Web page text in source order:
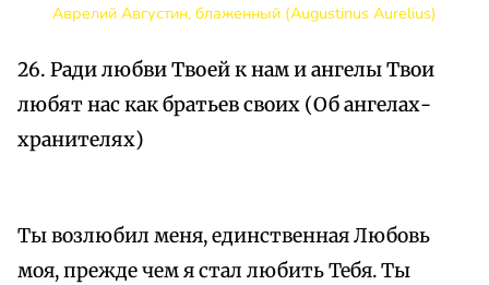
Аврелий Августин, блаженный (Augustinus Aurelius)
26. Ради любви Твоей к нам и ангелы Твои
любят нас как братьев своих (Об ангелах-
хранителях)
Ты возлюбил меня, единственная Любовь
моя, прежде чем я стал любить Тебя. Ты